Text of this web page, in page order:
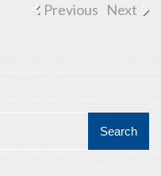
Previous Next